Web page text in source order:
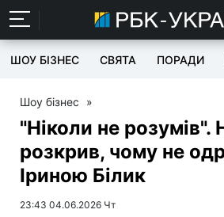
ШОУ БІЗНЕС СВЯТА ПОРАДИ
Шоу бізнес »
"Ніколи не розумів".
розкрив, чому не
Іриною Білик
23:43 04.06.2026 Чт